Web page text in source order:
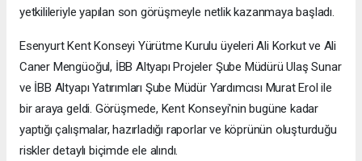
yetkilileriyle yapılan son görüşmeyle netlik kazanmaya başladı.
Esenyurt Kent Konseyi Yürütme Kurulu üyeleri Ali Korkut ve Ali
Caner Mengüoğul, İBB Altyapı Projeler Şube Müdürü Ulaş Sunar
ve İBB Altyapı Yatırımları Şube Müdür Yardımcısı Murat Erol ile
bir araya geldi. Görüşmede, Kent Konseyi'nin bugüne kadar
yaptığı çalışmalar, hazırladığı raporlar ve köprünün oluşturduğu
riskler detaylı biçimde ele alındı.